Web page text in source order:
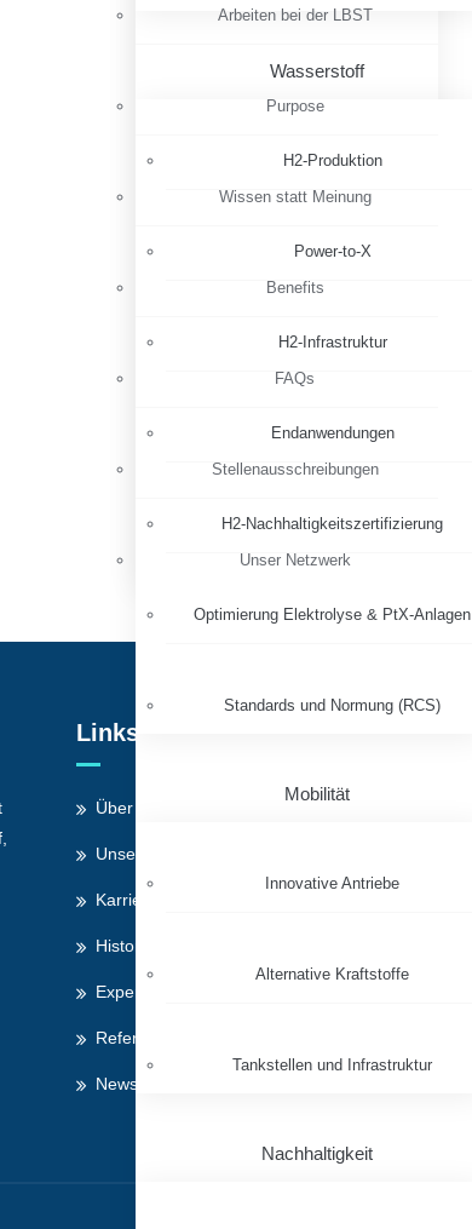
Wasserstoff
H2-Produktion
Power-to-X
H2-Infrastruktur
Endanwendungen
H2-Nachhaltigkeitszertifizierung
Optimierung Elektrolyse & PtX-Anlagen
Standards und Normung (RCS)
Mobilität
Innovative Antriebe
Alternative Kraftstoffe
Tankstellen und Infrastruktur
Nachhaltigkeit
Arbeiten bei der LBST
Purpose
Wissen statt Meinung
Benefits
FAQs
Stellenausschreibungen
Unser Netzwerk
Links
Über LBST
Unser Team
Karriere bei der LBST
Historie
Expertise
Referenzen
News